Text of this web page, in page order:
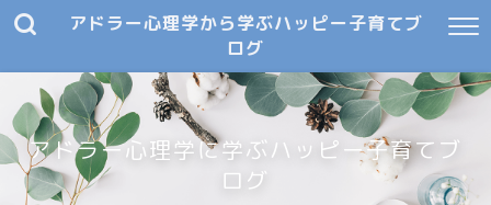
アドラー心理学から学ぶハッピー子育てブ
ログ
アドラー心理学に学ぶハッピー子育てブ
ログ